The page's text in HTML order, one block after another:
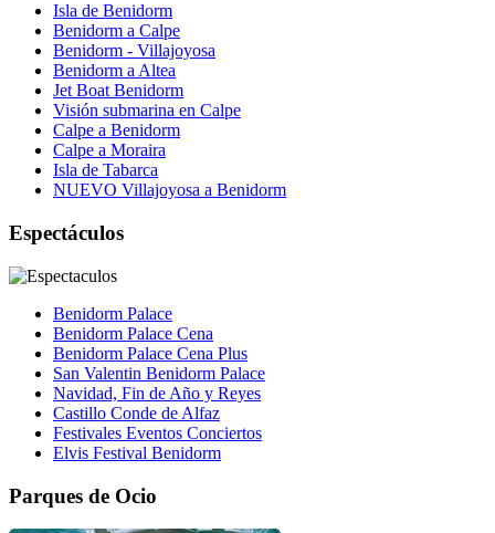
Isla de Benidorm
Benidorm a Calpe
Benidorm - Villajoyosa
Benidorm a Altea
Jet Boat Benidorm
Visión submarina en Calpe
Calpe a Benidorm
Calpe a Moraira
Isla de Tabarca
NUEVO Villajoyosa a Benidorm
Espectáculos
Benidorm Palace
Benidorm Palace Cena
Benidorm Palace Cena Plus
San Valentin Benidorm Palace
Navidad, Fin de Año y Reyes
Castillo Conde de Alfaz
Festivales Eventos Conciertos
Elvis Festival Benidorm
Parques de Ocio